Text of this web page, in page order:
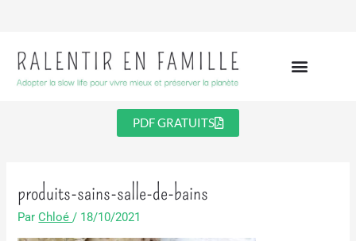
PDF GRATUITS
produits-sains-salle-de-bains
ParChloé/ 18/10/2021